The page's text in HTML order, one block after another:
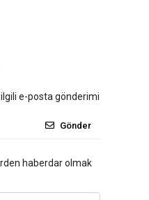
e-posta gönderimi
Gönder
haberdar olmak